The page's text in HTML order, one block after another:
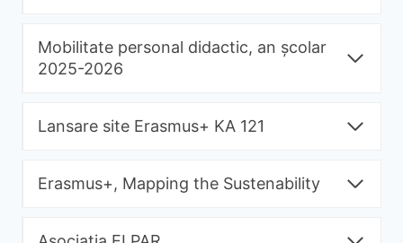
Mobilitate personal didactic, an școlar
2025-2026
Lansare site Erasmus+ KA 121
Erasmus+, Mapping the Sustenability